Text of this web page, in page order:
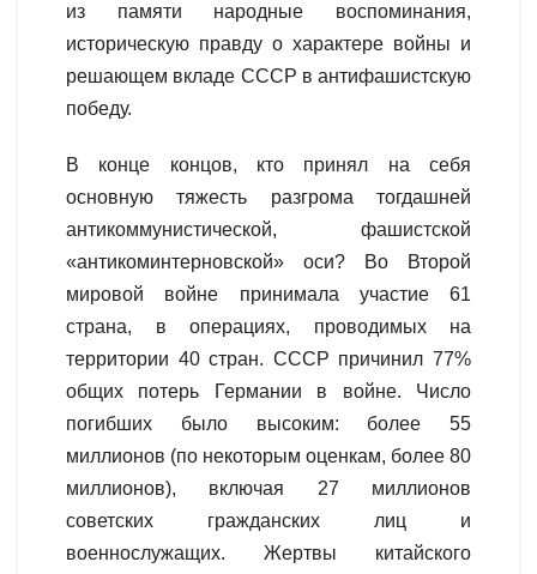
из памяти народные воспоминания,
историческую правду о характере войны и
решающем вкладе СССР в антифашистскую
победу.
В конце концов, кто принял на себя
основную тяжесть разгрома тогдашней
антикоммунистической, фашистской
«антикоминтерновской» оси? Во Второй
мировой войне принимала участие 61
страна, в операциях, проводимых на
территории 40 стран. СССР причинил 77%
общих потерь Германии в войне. Число
погибших было высоким: более 55
миллионов (по некоторым оценкам, более 80
миллионов), включая 27 миллионов
советских гражданских лиц и
военнослужащих. Жертвы китайского